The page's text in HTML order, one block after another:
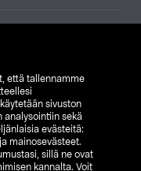
että tallennamme
sivuston
analysointiin sekä
evästeitä:
mainosevästeet.
sillä ne ovat
kannalta. Voit